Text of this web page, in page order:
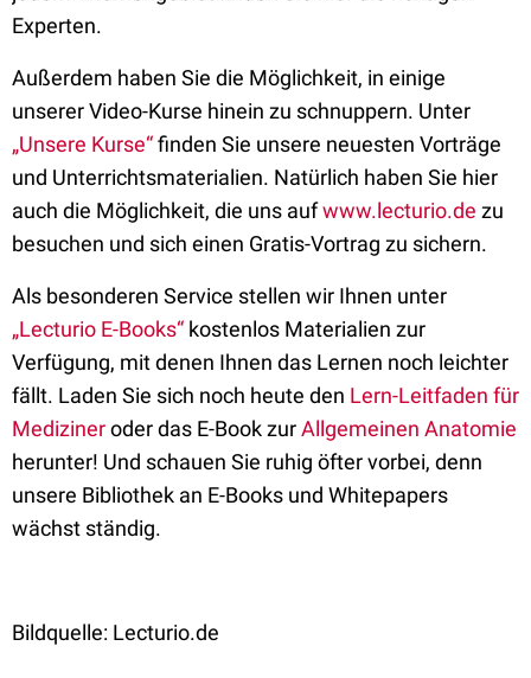
Experten.
Außerdem haben Sie die Möglichkeit, in einige
unserer Video-Kurse hinein zu schnuppern. Unter
„Unsere Kurse“finden Sie unsere neuesten Vorträge
und Unterrichtsmaterialien. Natürlich haben Sie hier
auch die Möglichkeit, die uns aufwww.lecturio.de zu
besuchen und sich einen Gratis-Vortrag zu sichern.
Als besonderen Service stellen wir Ihnen unter
„Lecturio E-Books“ kostenlos Materialien zur
Verfügung, mit denen Ihnen das Lernen noch leichter
fällt. Laden Sie sich noch heute den Lern-Leitfaden für
Medizineroder das E-Book zurAllgemeinen Anatomie
herunter! Und schauen Sie ruhig öfter vorbei, denn
unsere Bibliothek an E-Books und Whitepapers
wächst ständig.
Bildquelle: Lecturio.de